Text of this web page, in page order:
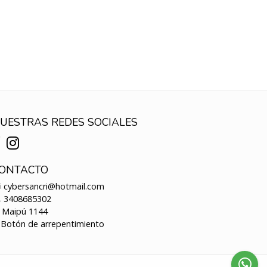
REDES SOCIALES
cybersancri@hotmail.com
3408685302
Maipú 1144
de arrepentimiento